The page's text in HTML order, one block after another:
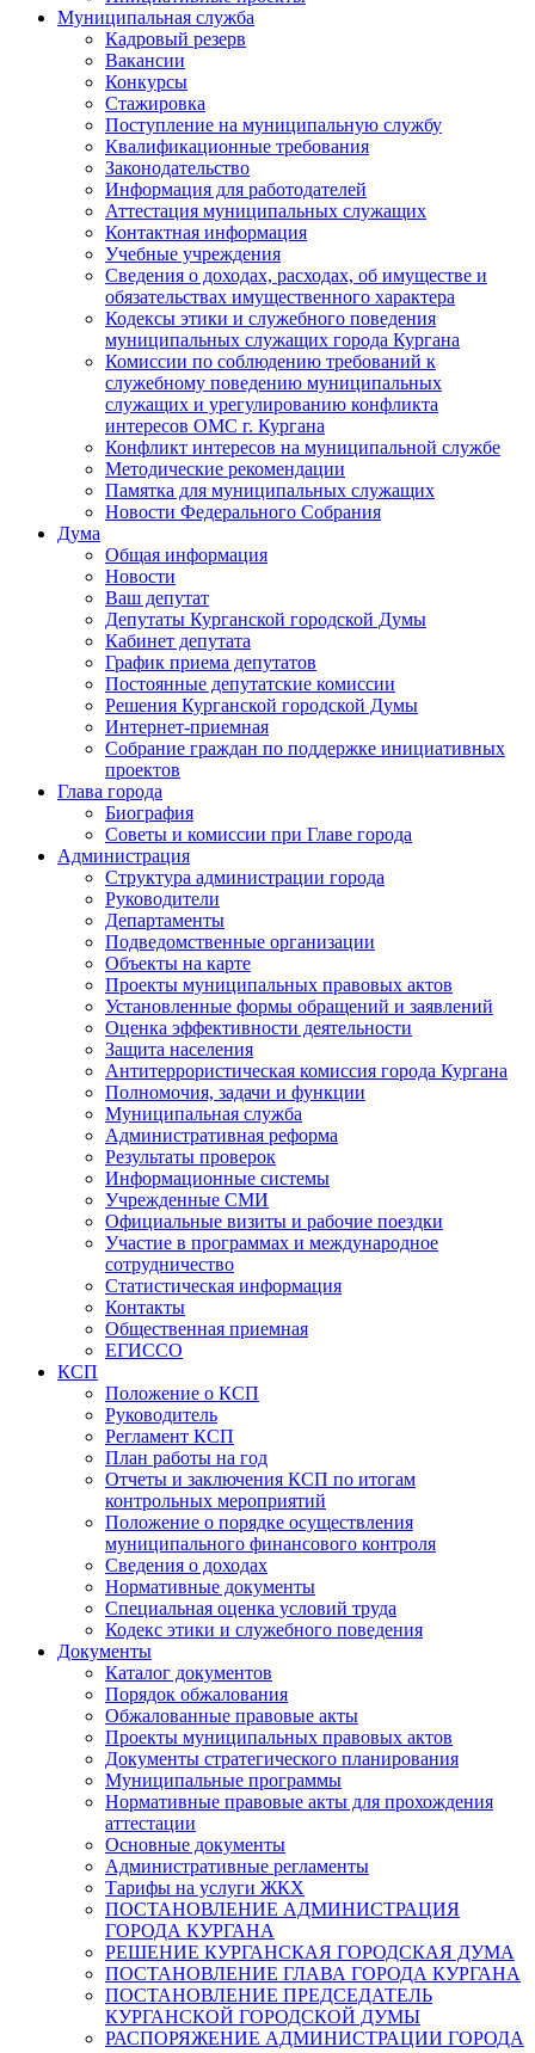
Муниципальная служба
Кадровый резерв
Вакансии
Конкурсы
Стажировка
Поступление на муниципальную службу
Квалификационные требования
Законодательство
Информация для работодателей
Аттестация муниципальных служащих
Контактная информация
Учебные учреждения
Сведения о доходах, расходах, об имуществе и
обязательствах имущественного характера
Кодексы этики и служебного поведения
муниципальных служащих города Кургана
Комиссии по соблюдению требований к
служебному поведению муниципальных
служащих и урегулированию конфликта
интересов ОМС г. Кургана
Конфликт интересов на муниципальной службе
Методические рекомендации
Памятка для муниципальных служащих
Новости Федерального Cобрания
Дума
Общая информация
Новости
Ваш депутат
Депутаты Курганской городской Думы
Кабинет депутата
График приема депутатов
Постоянные депутатские комиссии
Решения Курганской городской Думы
Интернет-приемная
Собрание граждан по поддержке инициативных
проектов
Глава города
Биография
Советы и комиссии при Главе города
Администрация
Структура администрации города
Руководители
Департаменты
Подведомственные организации
Объекты на карте
Проекты муниципальных правовых актов
Установленные формы обращений и заявлений
Оценка эффективности деятельности
Защита населения
Антитеррористическая комиссия города Кургана
Полномочия, задачи и функции
Муниципальная служба
Административная реформа
Результаты проверок
Информационные системы
Учрежденные СМИ
Официальные визиты и рабочие поездки
Участие в программах и международное
сотрудничество
Статистическая информация
Контакты
Общественная приемная
ЕГИССО
КСП
Положение о КСП
Руководитель
Регламент КСП
План работы на год
Отчеты и заключения КСП по итогам
контрольных мероприятий
Положение о порядке осуществления
муниципального финансового контроля
Сведения о доходах
Нормативные документы
Специальная оценка условий труда
Кодекс этики и служебного поведения
Документы
Каталог документов
Порядок обжалования
Обжалованные правовые акты
Проекты муниципальных правовых актов
Документы стратегического планирования
Муниципальные программы
Нормативные правовые акты для прохождения
аттестации
Основные документы
Административные регламенты
Тарифы на услуги ЖКХ
ПОСТАНОВЛЕНИЕ АДМИНИСТРАЦИЯ
ГОРОДА КУРГАНА
РЕШЕНИЕ КУРГАНСКАЯ ГОРОДСКАЯ ДУМА
ПОСТАНОВЛЕНИЕ ГЛАВА ГОРОДА КУРГАНА
ПОСТАНОВЛЕНИЕ ПРЕДСЕДАТЕЛЬ
КУРГАНСКОЙ ГОРОДСКОЙ ДУМЫ
РАСПОРЯЖЕНИЕ АДМИНИСТРАЦИИ ГОРОДА